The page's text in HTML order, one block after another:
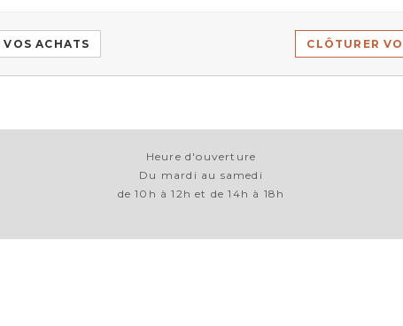
ACHATS CLÔTURER
Heure d'ouverture
Du mardi au samedi
de 10h à 12h et de 14h à 18h